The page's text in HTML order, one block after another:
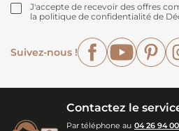
J'accepte de recevoir des offres
la politique de confidentialité de
Suivez-nous !
Facebook
Contactez le
Par téléphone au 04 26 94